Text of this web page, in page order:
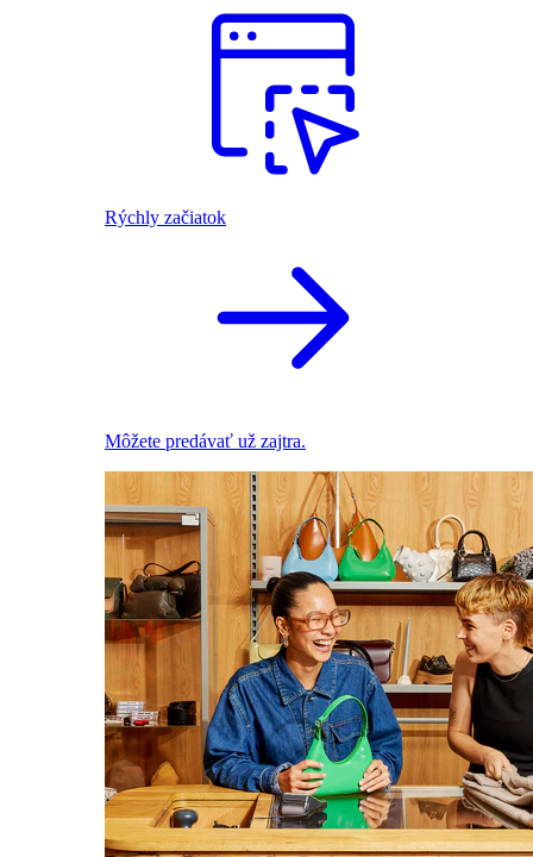
Rýchly začiatok
Môžete predávať už zajtra.